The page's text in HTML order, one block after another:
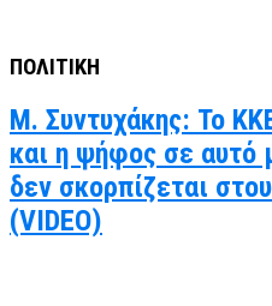
ΠΟΛΙΤΙΚΗ
Μ. Συντυχάκης: Το
και η ψήφος σε αυτό
δεν σκορπίζεται
(VIDEO)